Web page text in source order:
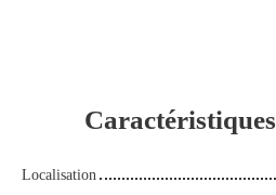
Caractéristiques
Localisation